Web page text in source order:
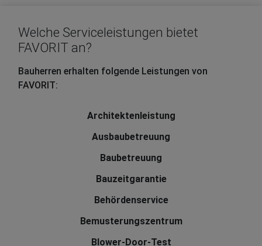
Welche Serviceleistungen bietet
FAVORIT an?
Bauherren erhalten folgende Leistungen von
FAVORIT:
Architektenleistung
Ausbaubetreuung
Baubetreuung
Bauzeitgarantie
Behördenservice
Bemusterungszentrum
Blower-Door-Test